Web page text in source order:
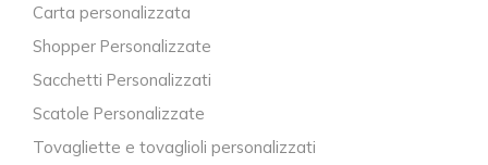
Carta personalizzata
Shopper Personalizzate
Sacchetti Personalizzati
Scatole Personalizzate
Tovagliette e tovaglioli personalizzati